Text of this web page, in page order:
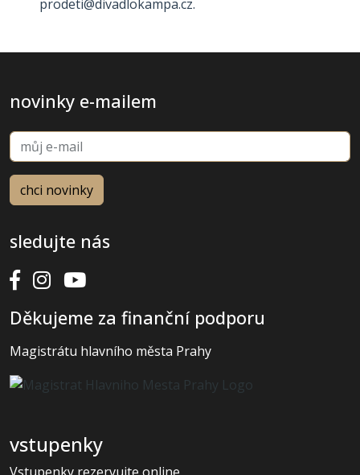
prodeti@divadlokampa.cz.
novinky e-mailem
sledujte nás
Děkujeme za finanční podporu
Magistrátu hlavního města Prahy
vstupenky